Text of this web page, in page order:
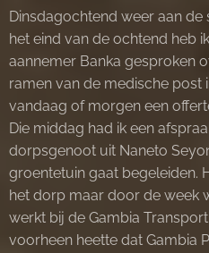
Dinsdagochtend weer aan
het eind van de ochtend heb
aannemer Banka gesproken
ramen van de medische post
vandaag of morgen een
Die middag had ik een
dorpsgenoot uit Naneto
groentetuin gaat begeleiden.
het dorp maar door de week
werkt bij de Gambia
voorheen heette dat Gambia